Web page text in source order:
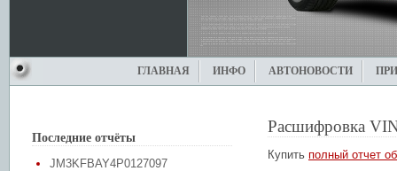
ГЛАВНАЯ ИНФО АВТОНОВОСТИ
Последние отчёты
JM3KFBAY4P0127097
Расшифровка
Купить полный отчет